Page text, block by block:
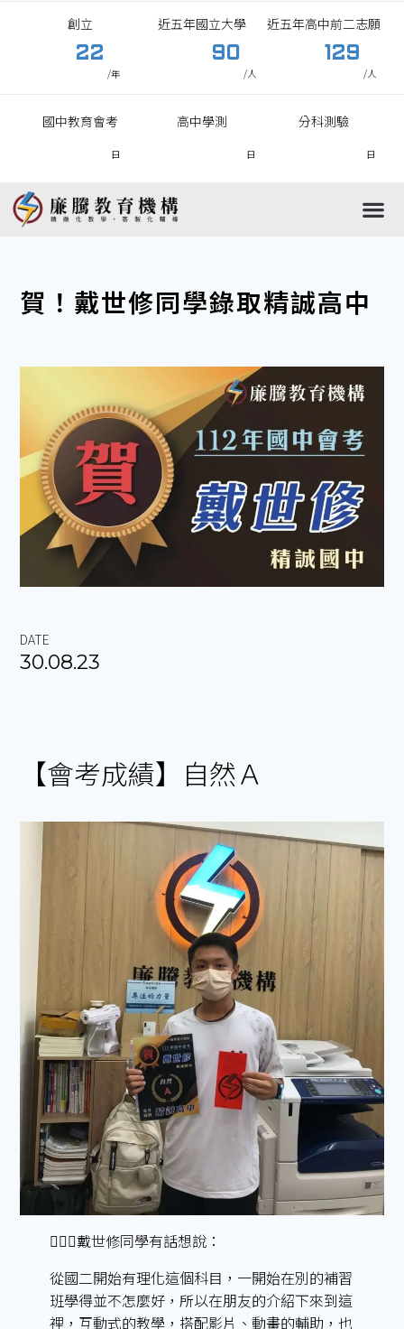
創立
22
/年
近五年國立大學
90
/人
近五年高中前二志願
129
/人
國中教育會考
日
高中學測
日
分科測驗
日
賀！戴世修同學錄取精誠高中
DATE
30.08.23
【會考成績】自然Ａ
🙋🏻‍♂️戴世修同學有話想說：
從國二開始有理化這個科目，一開始在別的補習
班學得並不怎麼好，所以在朋友的介紹下來到這
裡，互動式的教學，搭配影片、動畫的輔助，也